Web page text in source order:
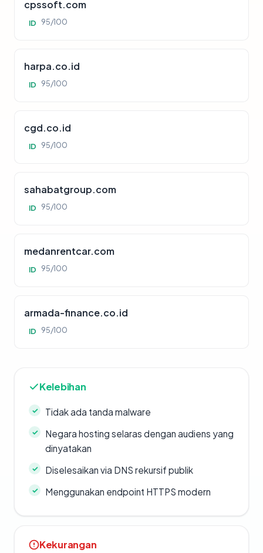
cpssoft.com
ID 95/100
harpa.co.id
ID 95/100
cgd.co.id
ID 95/100
sahabatgroup.com
ID 95/100
medanrentcar.com
ID 95/100
armada-finance.co.id
ID 95/100
Kelebihan
Tidak ada tanda malware
Negara hosting selaras dengan audiens yang
dinyatakan
Diselesaikan via DNS rekursif publik
Menggunakan endpoint HTTPS modern
Kekurangan